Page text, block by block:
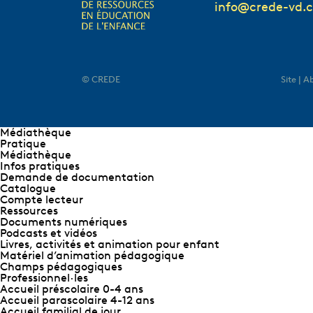
info@crede-
© CREDE Site |
Médiathèque
Pratique
Médiathèque
Infos pratiques
Demande de documentation
Catalogue
Compte lecteur
Ressources
Documents numériques
Podcasts et vidéos
Livres, activités et animation pour enfant
Matériel d’animation pédagogique
Champs pédagogiques
Professionnel∙les
Accueil préscolaire 0-4 ans
Accueil parascolaire 4-12 ans